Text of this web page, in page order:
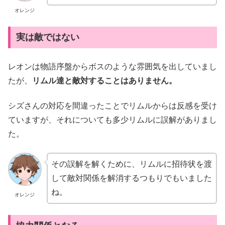
オレンジ
実は敵ではない
レオンは物語序盤からボスのような雰囲気を出していまし
たが、
リムル達と敵対することはありません。
シズさんの対応を間違ったことでリムルからは反感を受け
ていますが、それについても多少リムルに誤解がありまし
た。
オレンジ
その誤解を解くために、リムルに招待状を渡
して敵対関係を解消するつもりでもいました
ね。